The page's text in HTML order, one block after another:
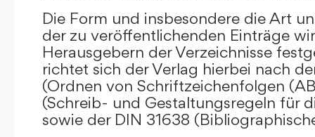
Die Form und insbesondere die Art
der zu veröffentlichenden Einträge
Herausgebern der Verzeichnisse
richtet sich der Verlag hierbei nach
(Ordnen von Schriftzeichenfolgen
(Schreib- und Gestaltungsregeln für
sowie der DIN 31638